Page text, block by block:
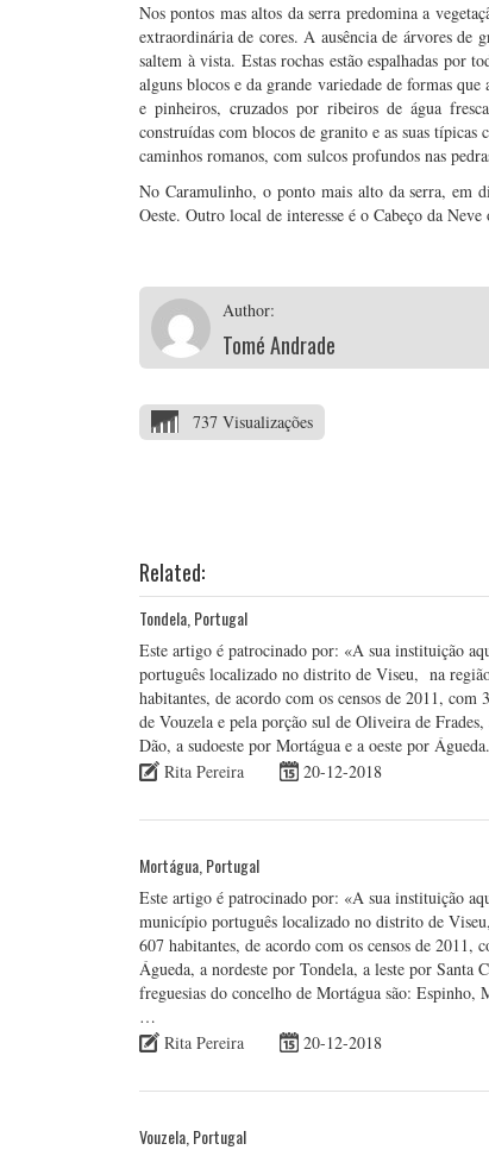
Nos pontos mas altos da serra predomina a
extraordinária de cores. A ausência de árvores de
saltem à vista. Estas rochas estão espalhadas por
alguns blocos e da grande variedade de formas que
e pinheiros, cruzados por ribeiros de água
construídas com blocos de granito e as suas
caminhos romanos, com sulcos profundos nas
No Caramulinho, o ponto mais alto da serra, em
Oeste. Outro local de interesse é o Cabeço da
Author:
Tomé Andrade
737 Visualizações
Related:
Tondela, Portugal
Este artigo é patrocinado por: «A sua instituição
português localizado no distrito de Viseu, na
habitantes, de acordo com os censos de 2011,
de Vouzela e pela porção sul de Oliveira de
Dão, a sudoeste por Mortágua e a oeste por
Rita Pereira
20-12-2018
Mortágua, Portugal
Este artigo é patrocinado por: «A sua instituição
município português localizado no distrito de
607 habitantes, de acordo com os censos de
Águeda, a nordeste por Tondela, a leste por Santa
freguesias do concelho de Mortágua são:
…
Rita Pereira
20-12-2018
Vouzela, Portugal